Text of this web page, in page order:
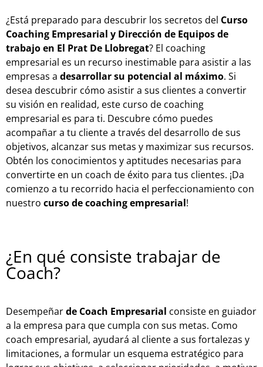
¿Está preparado para descubrir los secretos del Curso
Coaching Empresarial y Dirección de Equipos de
trabajo en El Prat De Llobregat? El coaching
empresarial es un recurso inestimable para asistir a las
empresas a desarrollar su potencial al máximo. Si
desea descubrir cómo asistir a sus clientes a convertir
su visión en realidad, este curso de coaching
empresarial es para ti. Descubre cómo puedes
acompañar a tu cliente a través del desarrollo de sus
objetivos, alcanzar sus metas y maximizar sus recursos.
Obtén los conocimientos y aptitudes necesarias para
convertirte en un coach de éxito para tus clientes. ¡Da
comienzo a tu recorrido hacia el perfeccionamiento con
nuestro curso de coaching empresarial!
¿En qué consiste trabajar de
Coach?
Desempeñarde Coach Empresarial consiste en guiador
a la empresa para que cumpla con sus metas. Como
coach empresarial, ayudará al cliente a sus fortalezas y
limitaciones, a formular un esquema estratégico para